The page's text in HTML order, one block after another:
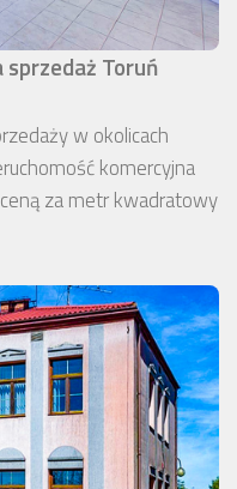
Toruń
w okolicach
komercyjna
za metr kwadratowy